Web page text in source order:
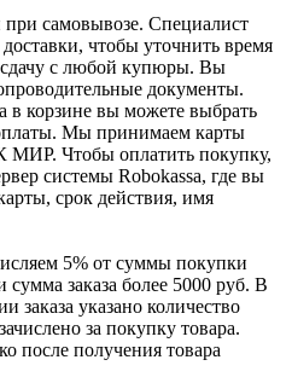
самовывозе. Специалист
чтобы уточнить время
сдачу с любой купюры. Вы
документы.
в корзине вы можете выбрать
Мы принимаем карты
МИР. Чтобы оплатить покупку,
системы Robokassa, где вы
срок действия, имя
5% от суммы покупки
заказа более 5000 руб. В
заказа указано количество
за покупку товара.
после получения товара